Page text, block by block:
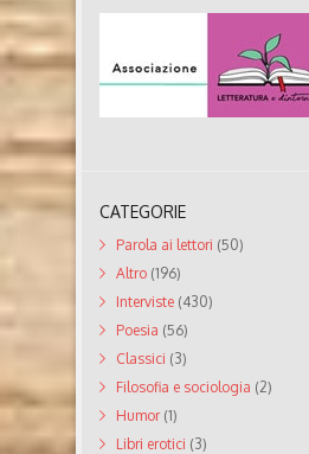
CATEGORIE
Parola ai lettori (50)
Altro (196)
Interviste (430)
Poesia (56)
Classici (3)
Filosofia e sociologia (2)
Humor(1)
Libri erotici (3)